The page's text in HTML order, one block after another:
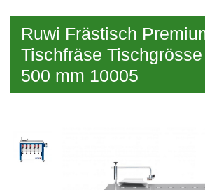
Ruwi Frästisch
Tischfräse
500 mm 10005